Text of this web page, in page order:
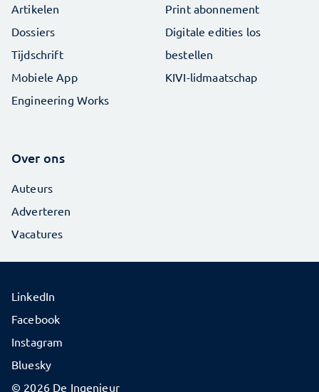
Artikelen
Dossiers
Tijdschrift
Mobiele App
Engineering Works
Print abonnement
Digitale edities los
bestellen
KIVI-lidmaatschap
Over ons
Auteurs
Adverteren
Vacatures
© 2026 De Ingenieur
LinkedIn
Facebook
Instagram
Bluesky